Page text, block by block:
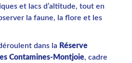
et lacs d’altitude, tout en
la faune, la flore et les
dans la Réserve
Contamines-Montjoie, cadre